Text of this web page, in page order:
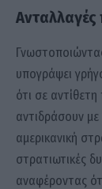
υπογράψει
ότι σε
αντιδράσουν
αμερικανική
στρατιωτικές
αναφέροντας